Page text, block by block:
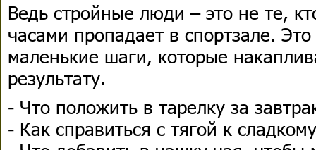
Ведь стройные люди – это не те,
часами пропадает в спортзале.
маленькие шаги, которые
результату.
- Что положить в тарелку за
- Как справиться с тягой к